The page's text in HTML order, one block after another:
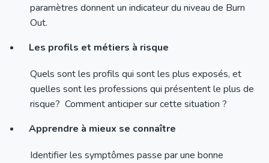
paramètres donnent un indicateur du niveau de Burn
Out.
Les profils et métiers à risque
Quels sont les profils qui sont les plus exposés, et
quelles sont les professions qui présentent le plus de
risque? Comment anticiper sur cette situation ?
Apprendre à mieux se connaître
Identifier les symptômes passe par une bonne